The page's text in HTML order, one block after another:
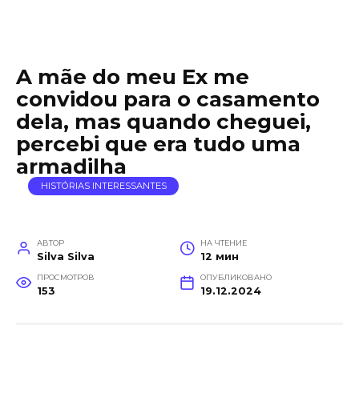
A mãe do meu Ex me
convidou para o casamento
dela, mas quando cheguei,
percebi que era tudo uma
armadilha
HISTÓRIAS INTERESSANTES
АВТОР
Silva Silva
НА ЧТЕНИЕ
12 мин
ПРОСМОТРОВ
153
ОПУБЛИКОВАНО
19.12.2024